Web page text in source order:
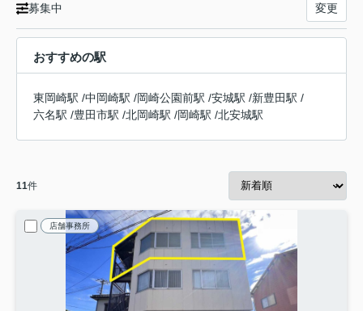
募集中 変更
おすすめの駅
東岡崎駅 /中岡崎駅 /岡崎公園前駅 /安城駅 /新豊田駅 /
六名駅 /豊田市駅 /北岡崎駅 /岡崎駅 /北安城駅
11件
店舗事務所